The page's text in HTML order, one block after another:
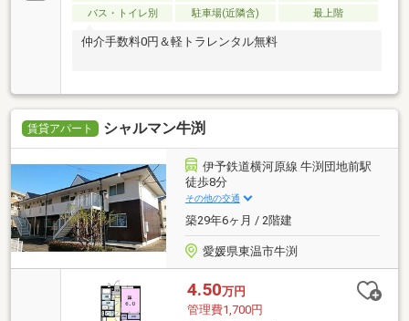
バス・トイレ別
駐車場(近隣含) 最上階
仲介手数料0円＆軽トラレンタル無料
賃貸アパート シャルマン牛渕
伊予鉄道横河原線 牛渕団地前駅
徒歩8分
その他の交通
築29年6ヶ月 / 2階建
愛媛県東温市牛渕
4.50万円
管理費1,700円